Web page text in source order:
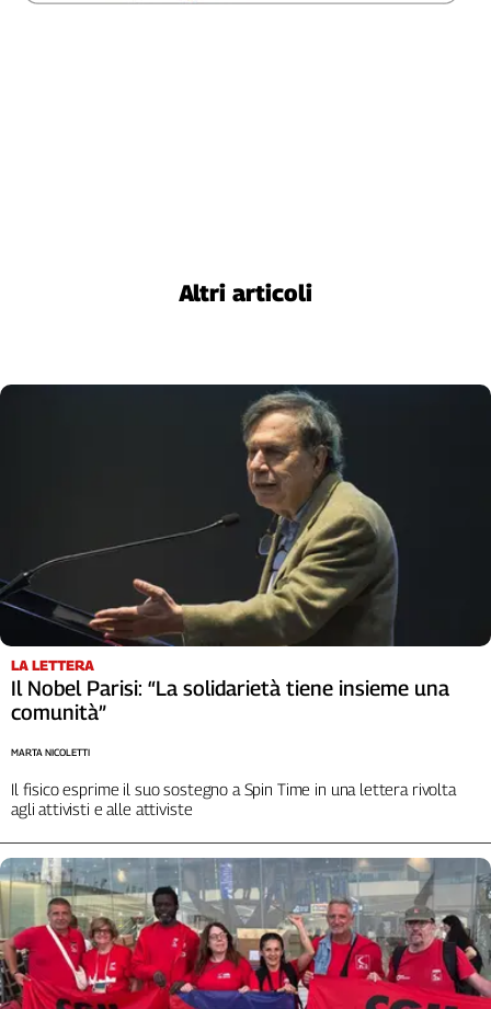
Liguria
Archivio
Contatti
La
redazione
Social
Altri articoli
LA LETTERA
Il Nobel Parisi: “La solidarietà tiene insieme una
comunità”
Il fisico esprime il suo sostegno a Spin Time in una lettera rivolta
agli attivisti e alle attiviste
MARTA NICOLETTI